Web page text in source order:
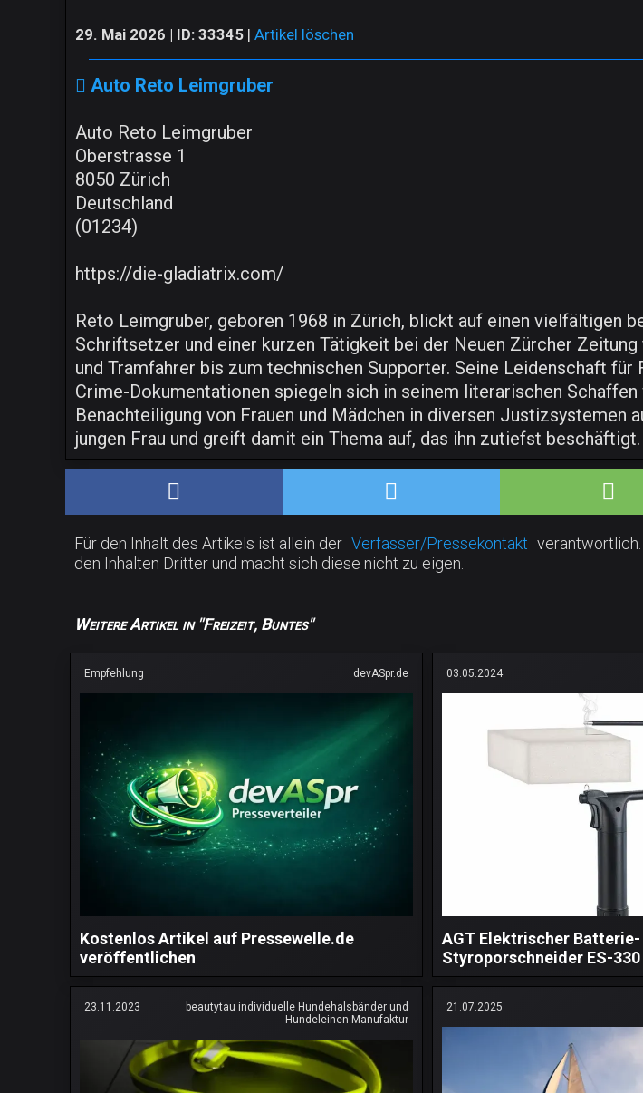
29. Mai 2026 | ID: 33345 Artikel löschen
Auto Reto Leimgruber
Auto Reto Leimgruber
Oberstrasse 1
8050 Zürich
Deutschland
(01234)
https://die-gladiatrix.com/
Reto Leimgruber, geboren 1968 in Zürich, blickt auf einen vielfältigen
Schriftsetzer und einer kurzen Tätigkeit bei der Neuen Zürcher
und Tramfahrer bis zum technischen Supporter. Seine Leidenschaft
Crime-Dokumentationen spiegeln sich in seinem literarischen
Benachteiligung von Frauen und Mädchen in diversen
jungen Frau und greift damit ein Thema auf, das ihn zutiefst beschäftigt.
Für den Inhalt des Artikels ist allein der Verfasser/Pressekontakt
den Inhalten Dritter und macht sich diese nicht zu eigen.
Weitere Artikel in "Freizeit, Buntes"
Empfehlung devASpr.de
Kostenlos Artikel auf Pressewelle.de
veröffentlichen
03.05.2024
AGT Elektrischer Batterie-
Styroporschneider ES-330
23.11.2023
beautytau individuelle Hundehalsbänder und
Hundeleinen Manufaktur
21.07.2025